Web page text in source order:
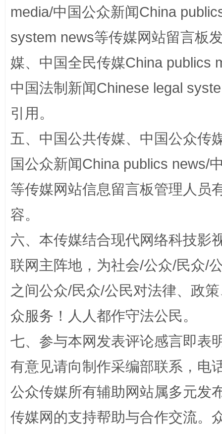
国家大学科技园优化重塑工作
扯下公款旅游的“隐身衣” 如何以
media/中国公众新闻China
system news等传媒网站留言板
媒、中国全民传媒China publics
中国法制新闻Chinese legal
引用。
五、中国公共传媒、中国公众传
国公众新闻China publics news/
等传媒网站信息留言板管理人员
容。
六、本传媒结合现代网络科技影
联网主阵地，为社会/公众/民众/
之间公众/民众/公民对法律、政
众服务！人人都作守法公民。
七、参与本网发表评论感言即表
有意见请向制作采编部联系，电
公众传媒所有辅助网站属多元发
传媒网的支持帮助与合作交流。